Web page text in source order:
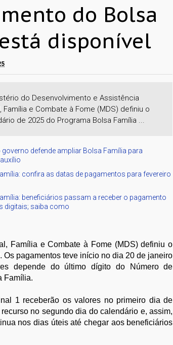
do Bolsa
disponível
do Desenvolvimento e Assistência
Família e Combate à Fome (MDS) definiu o
de 2025 do Programa Bolsa Família ...
governo defende ampliar Bolsa Família para
confira as datas de pagamentos para fevereiro
beneficiários passam a receber o pagamento
digitais; saiba como
Família e Combate à Fome (MDS) definiu o
pagamentos teve início no dia 20 de janeiro
depende do último dígito do Número de
Família.
1 receberão os valores no primeiro dia de
no segundo dia do calendário e, assim,
nos dias úteis até chegar aos beneficiários